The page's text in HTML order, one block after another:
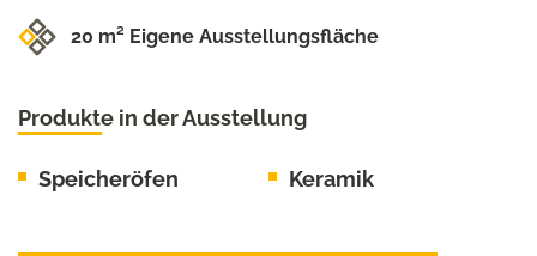
20 m² Eigene Ausstellungsfläche
Produkte in der Ausstellung
Speicheröfen Keramik